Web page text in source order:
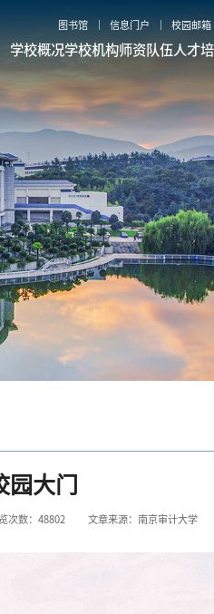
图书馆 信息门户 校园邮箱
学校概况学校机构师资队伍人才
园大门
次数： 48802 文章来源：南京审计大学